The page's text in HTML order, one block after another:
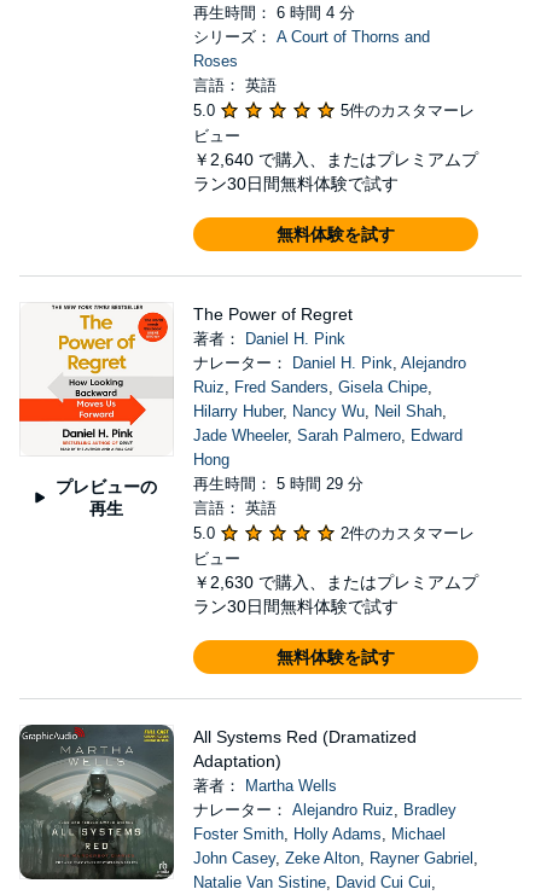
再生時間： 6 時間 4 分
シリーズ： A Court of Thorns and
Roses
言語： 英語
5.0
5件のカスタマーレ
ビュー
￥2,640 で購入、またはプレミアムプ
ラン30日間無料体験で試す
無料体験を試す
プレビューの
再生
The Power of Regret
著者：
Daniel H. Pink
ナレーター：
Daniel H. Pink, Alejandro
Ruiz, Fred Sanders, Gisela Chipe,
Hilarry Huber, Nancy Wu, Neil Shah,
Jade Wheeler, Sarah Palmero, Edward
Hong
再生時間： 5 時間 29 分
言語： 英語
5.0
2件のカスタマーレ
ビュー
￥2,630 で購入、またはプレミアムプ
ラン30日間無料体験で試す
無料体験を試す
All Systems Red (Dramatized
Adaptation)
著者：
Martha Wells
ナレーター： Alejandro Ruiz, Bradley
Foster Smith, Holly Adams, Michael
John Casey, Zeke Alton, Rayner Gabriel ,
Natalie Van Sistine, David Cui Cui,